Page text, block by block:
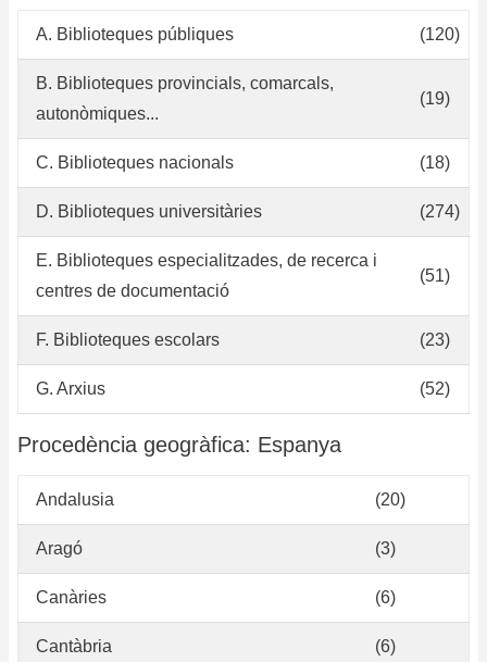
A. Biblioteques públiques (120)
B. Biblioteques provincials, comarcals,
autonòmiques...
(19)
C. Biblioteques nacionals (18)
D. Biblioteques universitàries (274)
E. Biblioteques especialitzades, de recerca i
centres de documentació
(51)
F. Biblioteques escolars (23)
G. Arxius (52)
Procedència geogràfica: Espanya
Andalusia (20)
Aragó (3)
Canàries (6)
Cantàbria (6)